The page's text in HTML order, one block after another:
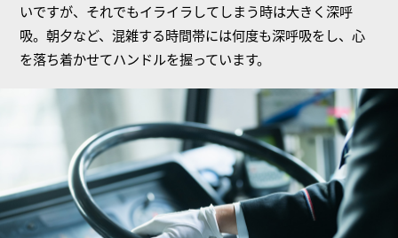
いですが、それでもイライラしてしまう時は大きく深呼
吸。朝夕など、混雑する時間帯には何度も深呼吸をし、心
を落ち着かせてハンドルを握っています。